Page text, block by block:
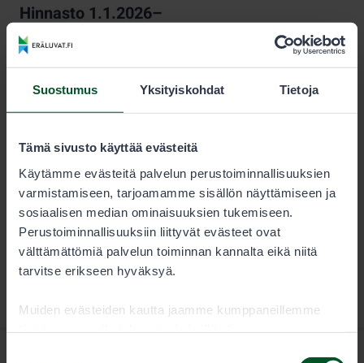
Suostumus Yksityiskohdat Tietoja
Tämä sivusto käyttää evästeitä
Käytämme evästeitä palvelun perustoiminnallisuuksien
varmistamiseen, tarjoamamme sisällön näyttämiseen ja
sosiaalisen median ominaisuuksien tukemiseen.
Perustoiminnallisuuksiin liittyvät evästeet ovat
välttämättömiä palvelun toiminnan kannalta eikä niitä
tarvitse erikseen hyväksyä.
Muiden evästeiden kautta jaamme kumppaneillemme
Hinnasto 1.1.2026–
KESTO
Kausi 18,00 €
Pyydyslupa on pyynti- tai venekuntakohtainen, ja se on